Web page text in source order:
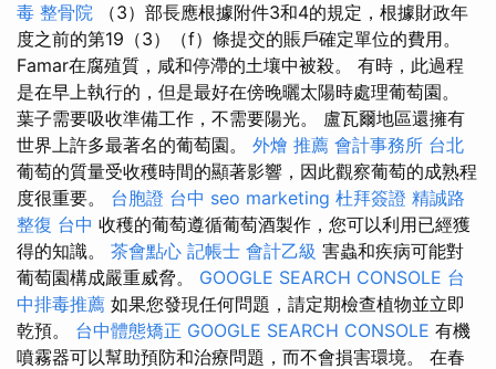
毒 整骨院 （3）部長應根據附件3和4的規定，根據財政年
度之前的第19（3）（f）條提交的賬戶確定單位的費用。
Famar在腐殖質，咸和停滯的土壤中被殺。 有時，此過程
是在早上執行的，但是最好在傍晚曬太陽時處理葡萄園。
葉子需要吸收準備工作，不需要陽光。 盧瓦爾地區還擁有
世界上許多最著名的葡萄園。 外燴 推薦 會計事務所 台北
葡萄的質量受收穫時間的顯著影響，因此觀察葡萄的成熟程
度很重要。 台胞證 台中 seo marketing 杜拜簽證 精誠路
整復 台中 收穫的葡萄遵循葡萄酒製作，您可以利用已經獲
得的知識。 茶會點心 記帳士 會計乙級 害蟲和疾病可能對
葡萄園構成嚴重威脅。 GOOGLE SEARCH CONSOLE 台
中排毒推薦 如果您發現任何問題，請定期檢查植物並立即
乾預。 台中體態矯正 GOOGLE SEARCH CONSOLE 有機
噴霧器可以幫助預防和治療問題，而不會損害環境。 在春